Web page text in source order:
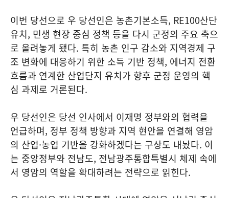
이번 당선으로 우 당선인은 농촌기본소득, RE100산단
유치, 민생 현장 중심 정책 등을 다시 군정의 주요 축으
로 올려놓게 됐다. 특히 농촌 인구 감소와 지역경제 구
조 변화에 대응하기 위한 소득 기반 정책, 에너지 전환
흐름과 연계한 산업단지 유치가 향후 군정 운영의 핵
심 과제로 거론된다.
우 당선인은 당선 인사에서 이재명 정부와의 협력을
언급하며, 정부 정책 방향과 지역 현안을 연결해 영암
의 산업·농업 기반을 강화하겠다는 구상도 내놨다. 이
는 중앙정부와 전남도, 전남광주통합특별시 체제 속에
서 영암의 역할을 확대하려는 전략으로 읽힌다.